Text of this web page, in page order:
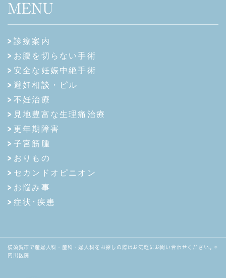
MENU
診療案内
お腹を切らない手術
安全な妊娠中絶手術
避妊相談・ピル
不妊治療
見地豊富な生理痛治療
更年期障害
子宮筋腫
おりもの
セカンドオピニオン
お悩み事
症状･疾患
横須賀市で産婦人科・産科・婦人科をお探しの際はお気軽にお問い合わせください。©
内出医院